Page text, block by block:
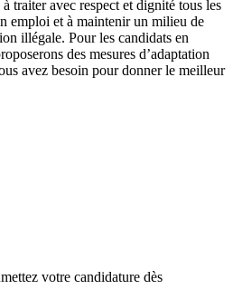
traiter avec respect et dignité tous les
emploi et à maintenir un milieu de
illégale. Pour les candidats en
des mesures d’adaptation
avez besoin pour donner le meilleur
votre candidature dès